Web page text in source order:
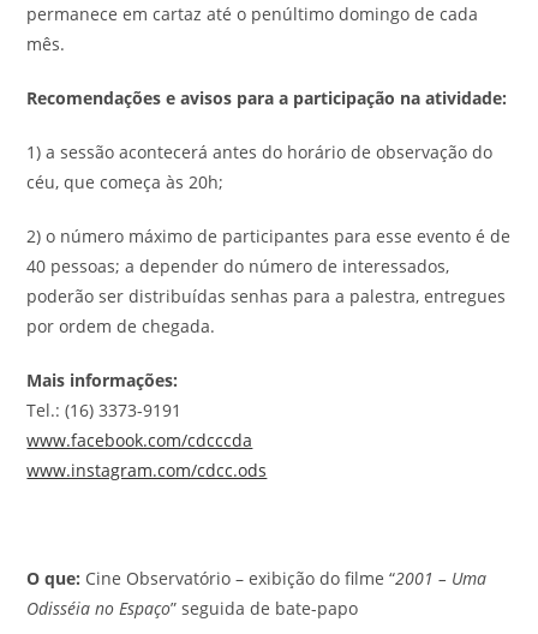
permanece em cartaz até o penúltimo domingo de cada
mês.
Recomendações e avisos para a participação na atividade:
1) a sessão acontecerá antes do horário de observação do
céu, que começa às 20h;
2) o número máximo de participantes para esse evento é de
40 pessoas; a depender do número de interessados,
poderão ser distribuídas senhas para a palestra, entregues
por ordem de chegada.
Mais informações:
Tel.: (16) 3373-9191
www.facebook.com/cdcccda
www.instagram.com/cdcc.ods
O que: Cine Observatório – exibição do filme “2001 – Uma
Odisséia no Espaço” seguida de bate-papo